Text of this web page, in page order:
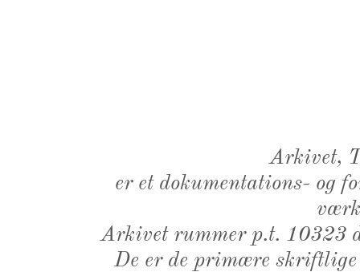
Arkivet,
er et dokumentations- og
Arkivet rummer p.t. 10323
De er de primære